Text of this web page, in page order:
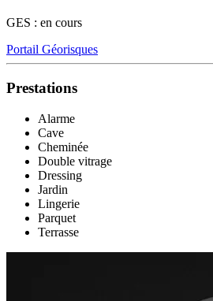
GES : en cours
Portail Géorisques
Prestations
Alarme
Cave
Cheminée
Double vitrage
Dressing
Jardin
Lingerie
Parquet
Terrasse